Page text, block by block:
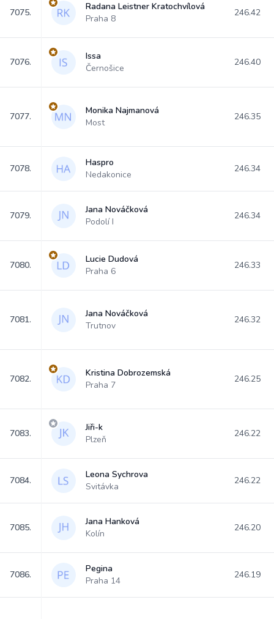
7075.
Radana Leistner Kratochvílová
Praha 8
246.42
7076.
Issa
Černošice
246.40
7077.
Monika Najmanová
Most
246.35
7078.
Haspro
Nedakonice
246.34
7079.
Jana Nováčková
Podolí I
246.34
7080.
Lucie Dudová
Praha 6
246.33
7081.
Jana Nováčková
Trutnov
246.32
7082.
Kristina Dobrozemská
Praha 7
246.25
7083.
Jiři-k
Plzeň
246.22
7084.
Leona Sychrova
Svitávka
246.22
7085.
Jana Hanková
Kolín
246.20
7086.
Pegina
Praha 14
246.19